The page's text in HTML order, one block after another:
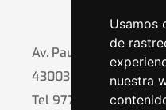
Usamos
de
nuestra
Av. Pau Casals, 17
43003 Tarragona
Tel 977 21 96 76